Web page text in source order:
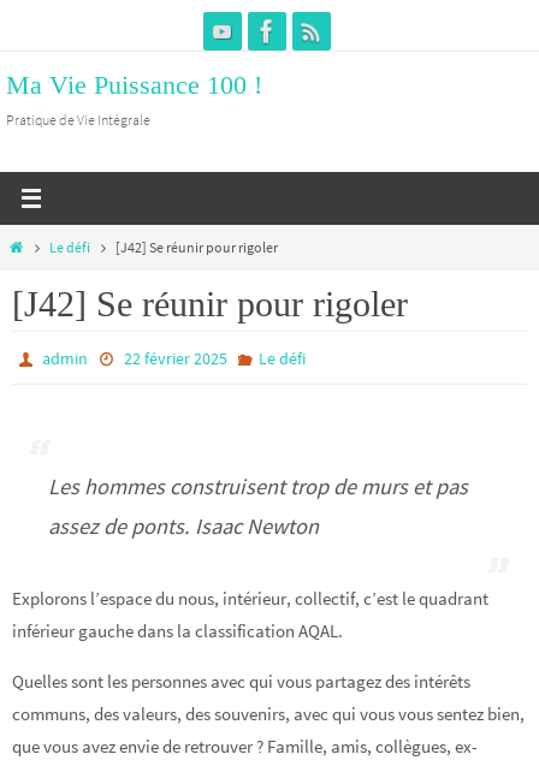
le
contenu
Ma Vie Puissance 100 !
Pratique de Vie Intégrale
HomeLe défi [J42] Se réunir pour rigoler
[J42] Se réunir pour rigoler
admin 22 février 2025 Le défi
Les hommes construisent trop de murs et pas
assez de ponts. Isaac Newton
Explorons l’espace du nous, intérieur, collectif, c’est le quadrant
inférieur gauche dans la classification AQAL.
Quelles sont les personnes avec qui vous partagez des intérêts
communs, des valeurs, des souvenirs, avec qui vous vous sentez bien,
que vous avez envie de retrouver ? Famille, amis, collègues, ex-